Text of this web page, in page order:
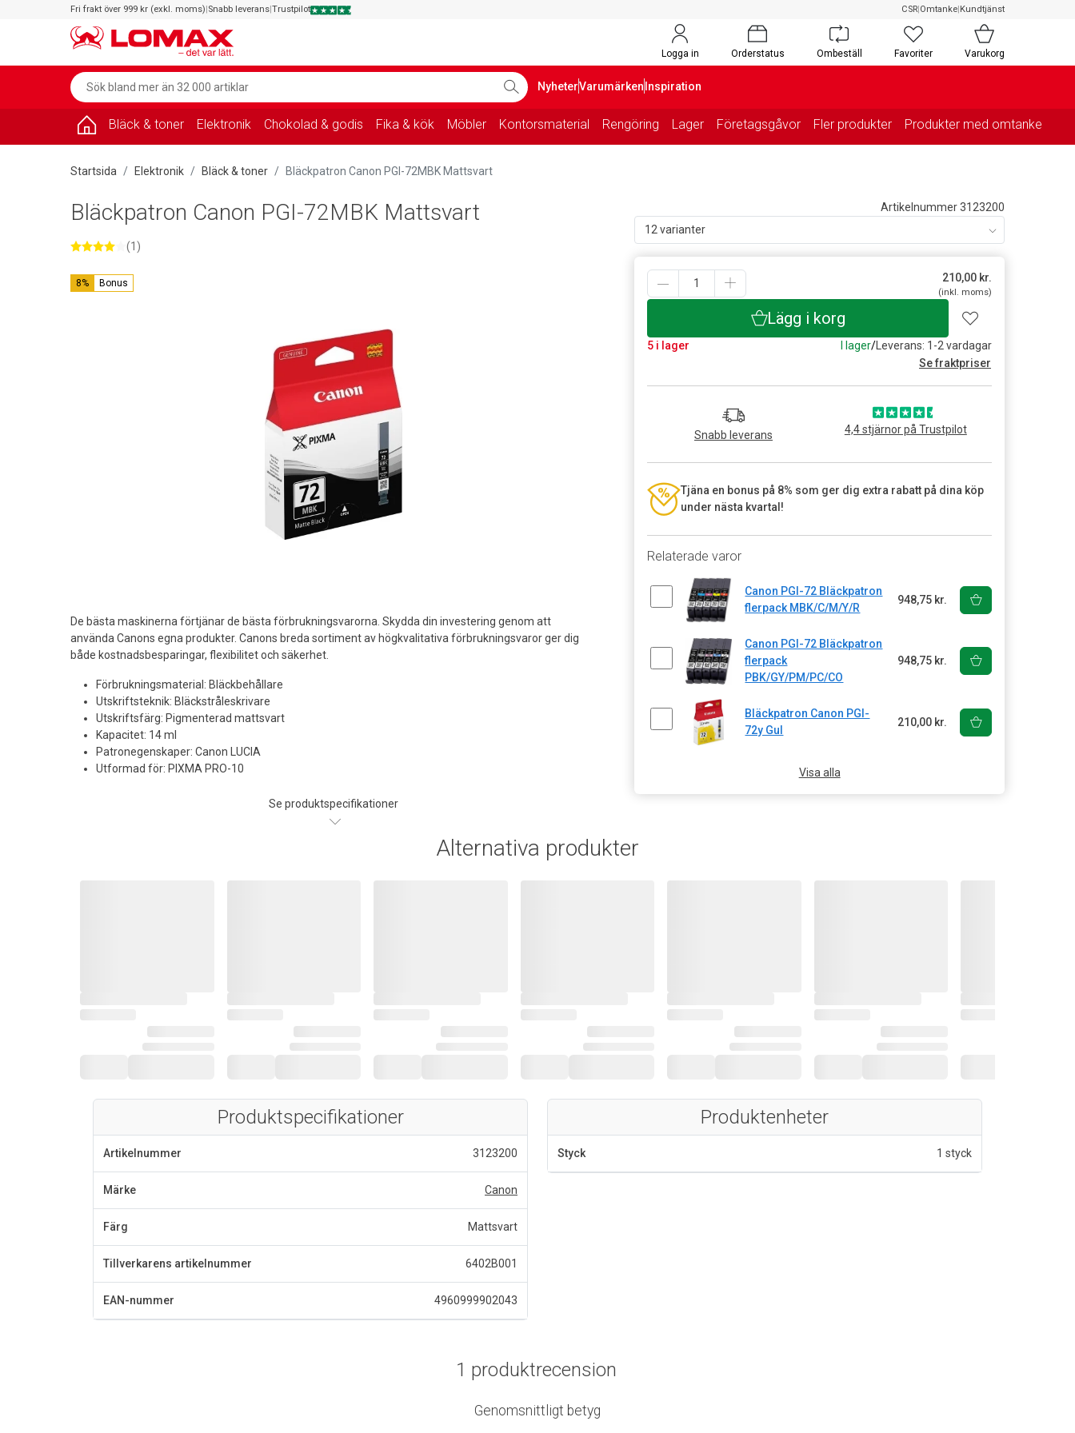
Fri frakt över 999 kr (exkl. moms)|Snabb leverans|Trustpilot CSR|Omtanke|Kundtjänst
Logga in Orderstatus Ombeställ Favoriter Varukorg
NyheterVarumärken Inspiration
Bläck & toner Elektronik Chokolad & godis Fika & kök Möbler Kontorsmaterial Rengöring Lager Företagsgåvor Fler produkter Produkter med omtanke
Startsida Elektronik Bläck & toner Bläckpatron Canon PGI-72MBK Mattsvart
8% Bonus
De bästa maskinerna förtjänar de bästa förbrukningsvarorna. Skydda din investering genom att
använda Canons egna produkter. Canons breda sortiment av högkvalitativa förbrukningsvaror ger dig
både kostnadsbesparingar, flexibilitet och säkerhet.
Förbrukningsmaterial: Bläckbehållare
Utskriftsteknik: Bläckstråleskrivare
Utskriftsfärg: Pigmenterad mattsvart
Kapacitet: 14 ml
Patronegenskaper: Canon LUCIA
Utformad för: PIXMA PRO-10
Se produktspecifikationer
Artikelnummer 3123200
12 varianter
210,00kr.
(inkl. moms)
Lägg i korg
5 i lager I lager/Leverans: 1-2 vardagar
Se fraktpriser
Snabb leverans 4,4 stjärnor på Trustpilot
Tjäna en bonus på 8% som ger dig extra rabatt på dina köp
under nästa kvartal!
Relaterade varor
Canon PGI-72 Bläckpatron
flerpack MBK/C/M/Y/R
948,75 kr.
Canon PGI-72 Bläckpatron
flerpack
PBK/GY/PM/PC/CO
948,75 kr.
Bläckpatron Canon PGI-
72y Gul
210,00 kr.
Visa alla
Bläckpatron Canon PGI-72MBK Mattsvart
(1)
Alternativa produkter
Produktspecifikationer
Artikelnummer 3123200
Märke Canon
Färg Mattsvart
Tillverkarens artikelnummer 6402B001
EAN-nummer 4960999902043
Produktenheter
Styck 1 styck
1 produktrecension
Genomsnittligt betyg